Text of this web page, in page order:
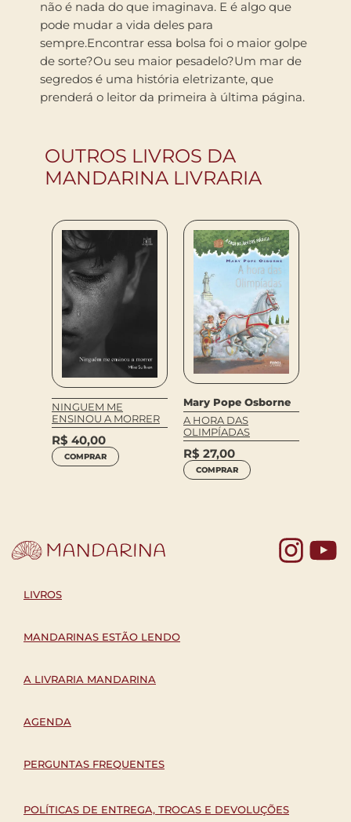
não é nada do que imaginava. E é algo que
pode mudar a vida deles para
sempre.Encontrar essa bolsa foi o maior golpe
de sorte?Ou seu maior pesadelo?Um mar de
segredos é uma história eletrizante, que
prenderá o leitor da primeira à última página.
OUTROS LIVROS DA
MANDARINA LIVRARIA
NINGUEM ME
ENSINOU A MORRER
R$ 40,00
COMPRAR
Mary Pope Osborne
A HORA DAS
OLIMPÍADAS
R$ 27,00
COMPRAR
LIVROS
MANDARINAS ESTÃO LENDO
A LIVRARIA MANDARINA
AGENDA
PERGUNTAS FREQUENTES
POLÍTICAS DE ENTREGA, TROCAS E DEVOLUÇÕES